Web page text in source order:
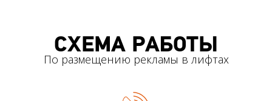
СХЕМА РАБОТЫ
По размещению рекламы в лифтах